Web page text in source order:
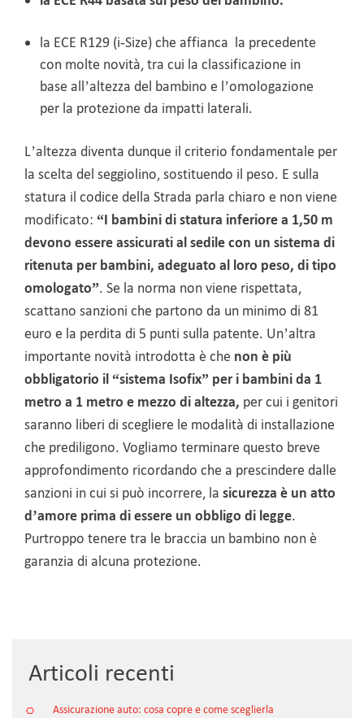
la ECE R129 (i-Size) che affianca la precedente
con molte novità, tra cui la classificazione in
base all’altezza del bambino e l’omologazione
per la protezione da impatti laterali.
L’altezza diventa dunque il criterio fondamentale per
la scelta del seggiolino, sostituendo il peso. E sulla
statura il codice della Strada parla chiaro e non viene
modificato: “I bambini di statura inferiore a 1,50 m
devono essere assicurati al sedile con un sistema di
ritenuta per bambini, adeguato al loro peso, di tipo
omologato”. Se la norma non viene rispettata,
scattano sanzioni che partono da un minimo di 81
euro e la perdita di 5 punti sulla patente. Un’altra
importante novità introdotta è che non è più
obbligatorio il “sistema Isofix” per i bambini da 1
metro a 1 metro e mezzo di altezza, per cui i genitori
saranno liberi di scegliere le modalità di installazione
che prediligono. Vogliamo terminare questo breve
approfondimento ricordando che a prescindere dalle
sanzioni in cui si può incorrere, la sicurezza è un atto
d’amore prima di essere un obbligo di legge.
Purtroppo tenere tra le braccia un bambino non è
garanzia di alcuna protezione.
Articoli recenti
Assicurazione auto: cosa copre e come sceglierla